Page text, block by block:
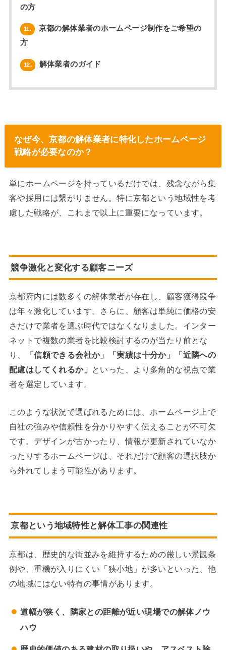
の方
11.
京都の解体業者のホームページ制作をご希望の
方
12. 解体業者のガイド
なぜ今、京都の解体業者に特化したホームページ
戦略が必要なのか？
単にホームページを持っているだけでは、残念ながら集
客や採用には繋がりません。特に京都という地域性を考
慮した戦略が、これまで以上に重要になっています。
競争激化と変化する顧客ニーズ
京都府内には数多くの解体業者が存在し、顧客獲得競争
は年々激化しています。さらに、顧客は単純に価格の安
さだけで業者を選ぶ時代ではなくなりました。インター
ネットで複数の業者を比較検討するのが当たり前とな
り、
「信頼できる会社か」「実績は十分か」「近隣への
配慮はしてくれるか」
といった、より多角的な視点で業
者を選定しています。
このような状況で選ばれるためには、ホームページ上で
自社の強みや信頼性を分かりやすく伝えることが不可欠
です。デザインが古かったり、情報が更新されていなか
ったりするホームページは、それだけで顧客の選択肢か
ら外れてしまう可能性があります。
京都という地域特性と解体工事の関連性
京都は、歴史的な街並みを維持するための厳しい景観条
例や、重機が入りにくい「狭小地」が多いといった、他
の地域にはない特有の事情があります。
道幅が狭く、隣家との距離が近い現場での解体ノウ
ハウ